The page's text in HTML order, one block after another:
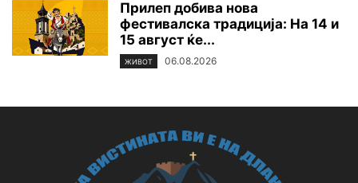
Прилеп добива нова
фестивалска традиција: На 14 и
15 август ќе...
ЖИВОТ 06.08.2026